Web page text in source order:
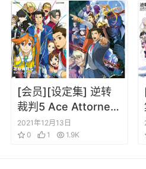
[会员][设定集] 逆转
裁判5 Ace Attorney
5 Official visual
book
2021年12月13日
0
1 1.9K